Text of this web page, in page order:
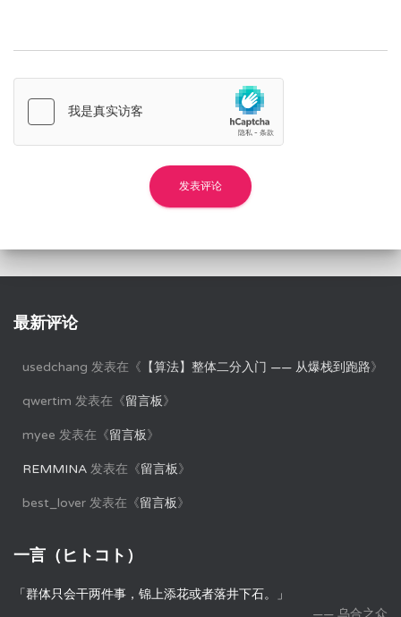
最新评论
usedchang 发表在《 【算法】整体二分入门 —— 从爆栈到跑路》
qwertim 发表在《留言板》
myee 发表在《留言板》
REMMINA 发表在《留言板》
best_lover 发表在《留言板》
一言（ヒトコト）
「群体只会干两件事，锦上添花或者落井下石。」